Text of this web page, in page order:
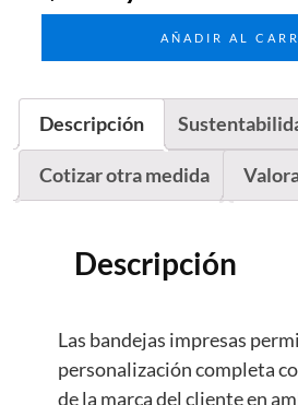
AÑADIR AL
Descripción
Cotizar otra medida
Descripción
Las bandejas impresas
personalización completa
de la marca del cliente en